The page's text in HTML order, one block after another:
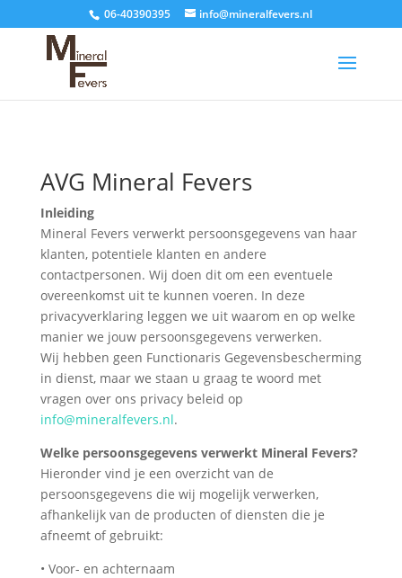
06-40390395 info@mineralfevers.nl
AVG Mineral Fevers
Inleiding
Mineral Fevers verwerkt persoonsgegevens van haar
klanten, potentiele klanten en andere
contactpersonen. Wij doen dit om een eventuele
overeenkomst uit te kunnen voeren. In deze
privacyverklaring leggen we uit waarom en op welke
manier we jouw persoonsgegevens verwerken.
Wij hebben geen Functionaris Gegevensbescherming
in dienst, maar we staan u graag te woord met
vragen over ons privacy beleid op
info@mineralfevers.nl.
Welke persoonsgegevens verwerkt Mineral Fevers?
Hieronder vind je een overzicht van de
persoonsgegevens die wij mogelijk verwerken,
afhankelijk van de producten of diensten die je
afneemt of gebruikt:
• Voor- en achternaam